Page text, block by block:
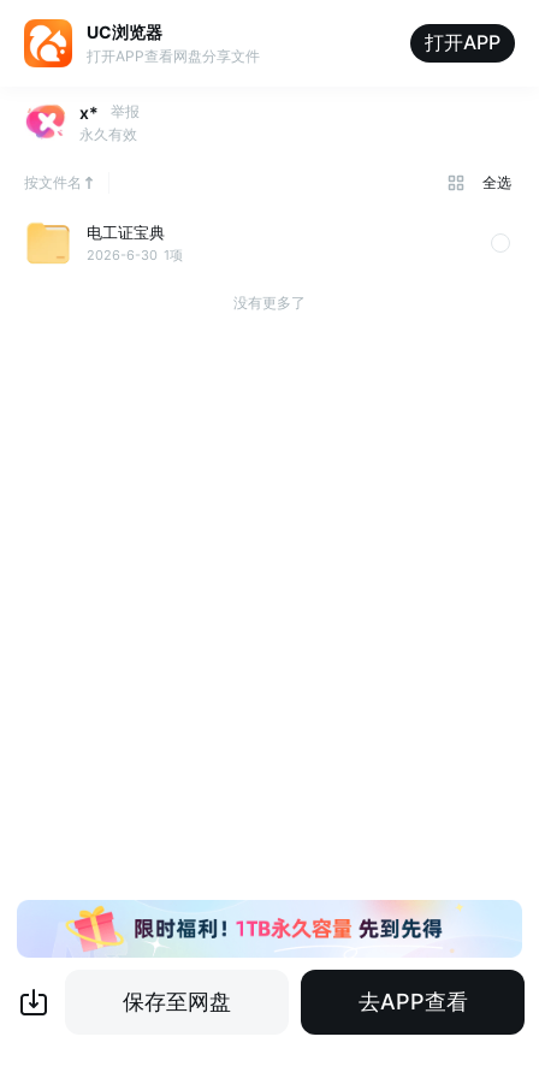
UC浏览器
打开APP查看网盘分享文件
打开APP
x*
举报
永久有效
按文件名 全选
电工证宝典
2026-6-30 1项
没有更多了
保存至网盘 去APP查看